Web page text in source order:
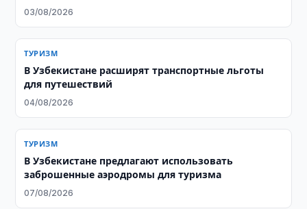
03/08/2026
ТУРИЗМ
В Узбекистане расширят транспортные льготы
для путешествий
04/08/2026
ТУРИЗМ
В Узбекистане предлагают использовать
заброшенные аэродромы для туризма
07/08/2026